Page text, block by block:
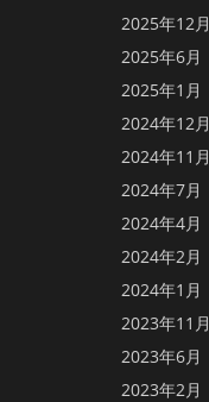
2025年12月
2025年6月
2025年1月
2024年12月
2024年11月
2024年7月
2024年4月
2024年2月
2024年1月
2023年11月
2023年6月
2023年2月